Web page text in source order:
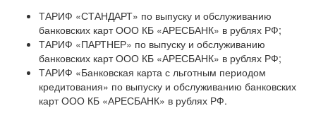
ТАРИФ «СТАНДАРТ» по выпуску и обслуживанию
банковских карт ООО КБ «АРЕСБАНК» в рублях РФ;
ТАРИФ «ПАРТНЕР» по выпуску и обслуживанию
банковских карт ООО КБ «АРЕСБАНК» в рублях РФ;
ТАРИФ «Банковская карта с льготным периодом
кредитования» по выпуску и обслуживанию банковских
карт ООО КБ «АРЕСБАНК» в рублях РФ.